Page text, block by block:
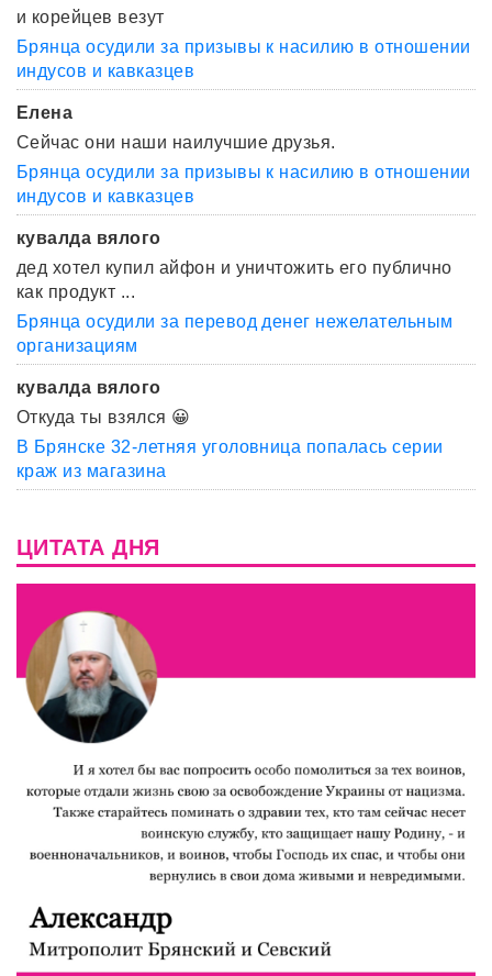
и корейцев везут
Брянца осудили за призывы к насилию в отношении
индусов и кавказцев
Елена
Сейчас они наши наилучшие друзья.
Брянца осудили за призывы к насилию в отношении
индусов и кавказцев
кувалда вялого
дед хотел купил айфон и уничтожить его публично
как продукт ...
Брянца осудили за перевод денег нежелательным
организациям
кувалда вялого
Откуда ты взялся 😀
В Брянске 32-летняя уголовница попалась серии
краж из магазина
ЦИТАТА ДНЯ